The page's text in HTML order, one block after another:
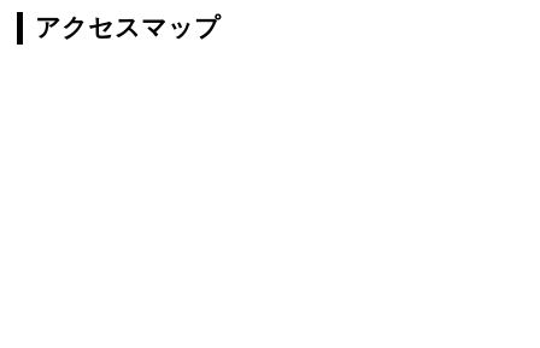
アクセスマップ